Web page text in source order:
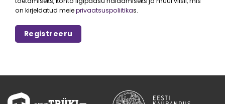
on kirjeldatud meieprivaatsuspoliitikas.
Registreeru